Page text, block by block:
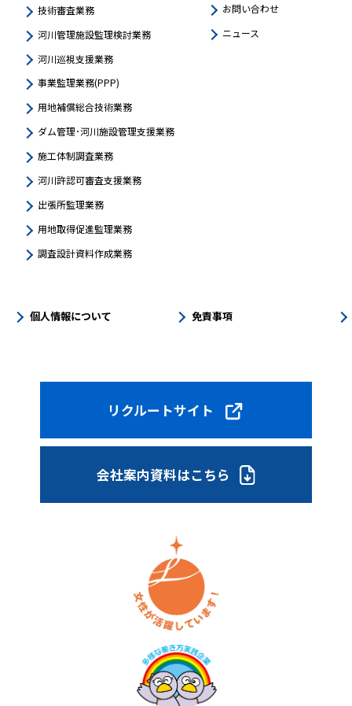
技術審査業務
河川管理施設監理検討業務
河川巡視支援業務
事業監理業務(PPP)
用地補償総合技術業務
ダム管理･河川施設管理支援業務
施工体制調査業務
河川許認可審査支援業務
出張所監理業務
用地取得促進監理業務
調査設計資料作成業務
お問い合わせ
ニュース
個人情報について 免責事項
リクルートサイト
会社案内資料はこちら